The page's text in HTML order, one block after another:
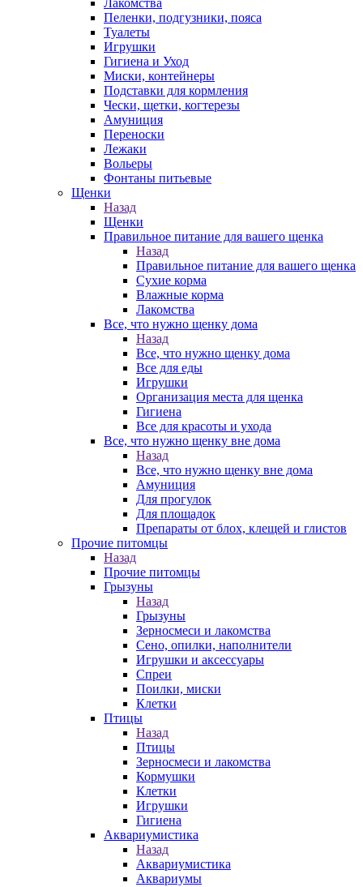
Лакомства
Пеленки, подгузники, пояса
Туалеты
Игрушки
Гигиена и Уход
Миски, контейнеры
Подставки для кормления
Чески, щетки, когтерезы
Амуниция
Переноски
Лежаки
Вольеры
Фонтаны питьевые
Щенки
Назад
Щенки
Правильное питание для вашего щенка
Назад
Правильное питание для вашего щенка
Сухие корма
Влажные корма
Лакомства
Все, что нужно щенку дома
Назад
Все, что нужно щенку дома
Все для еды
Игрушки
Организация места для щенка
Гигиена
Все для красоты и ухода
Все, что нужно щенку вне дома
Назад
Все, что нужно щенку вне дома
Амуниция
Для прогулок
Для площадок
Препараты от блох, клещей и глистов
Прочие питомцы
Назад
Прочие питомцы
Грызуны
Назад
Грызуны
Зерносмеси и лакомства
Сено, опилки, наполнители
Игрушки и аксессуары
Спреи
Поилки, миски
Клетки
Птицы
Назад
Птицы
Зерносмеси и лакомства
Кормушки
Клетки
Игрушки
Гигиена
Аквариумистика
Назад
Аквариумистика
Аквариумы